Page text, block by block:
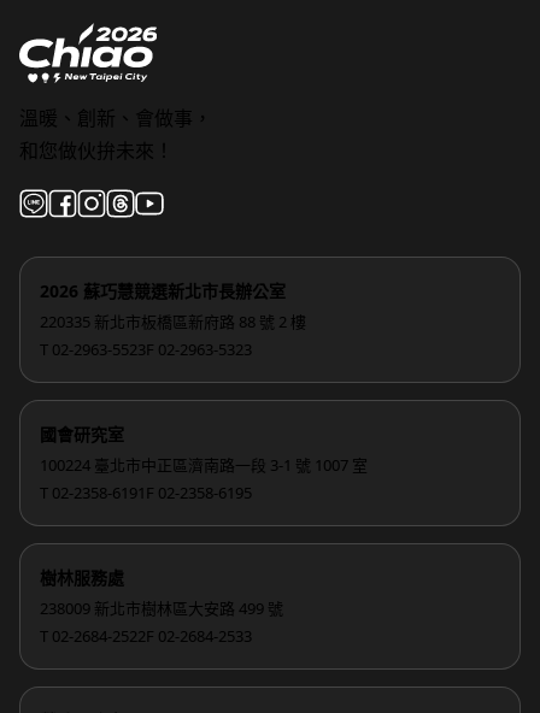
溫暖、創新、會做事，
和您做伙拚未來！
2026 蘇巧慧競選新北市長辦公室
220335 新北市板橋區新府路 88 號 2 樓
T 02-2963-5523F 02-2963-5323
國會研究室
100224 臺北市中正區濟南路一段 3-1 號 1007 室
T 02-2358-6191 F 02-2358-6195
樹林服務處
238009 新北市樹林區大安路 499 號
T 02-2684-2522F 02-2684-2533